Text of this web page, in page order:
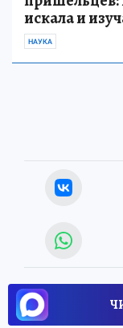
искала и
НАУКА